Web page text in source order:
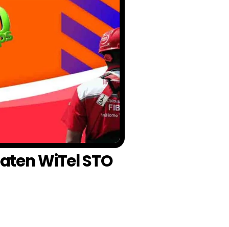
WiTel STO